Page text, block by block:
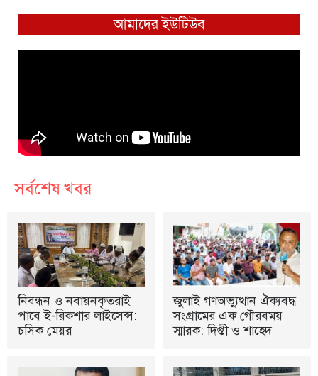
আমাদের ইউটিউব
সর্বশেষ খবর
নিবন্ধন ও নবায়নকৃতরাই
পাবে ই-রিকশার লাইসেন্স:
চসিক মেয়র
জুলাই গণঅভ্যুত্থান ঐক্যবদ্ধ
সংগ্রামের এক গৌরবময়
স্মারক: দিপ্তী ও শাহেদ